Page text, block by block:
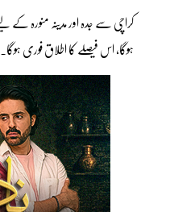
ہوگا، اس فیصلے کا اطلاق فوری ہوگا۔